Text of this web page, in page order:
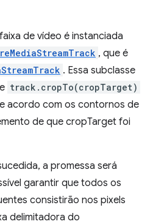
de vídeo é instanciada
, que é
. Essa subclasse
track.cropTo(cropTarget)
acordo com os contornos de
de que cropTarget foi
a promessa será
garantir que todos os
consistirão nos pixels
delimitadora do